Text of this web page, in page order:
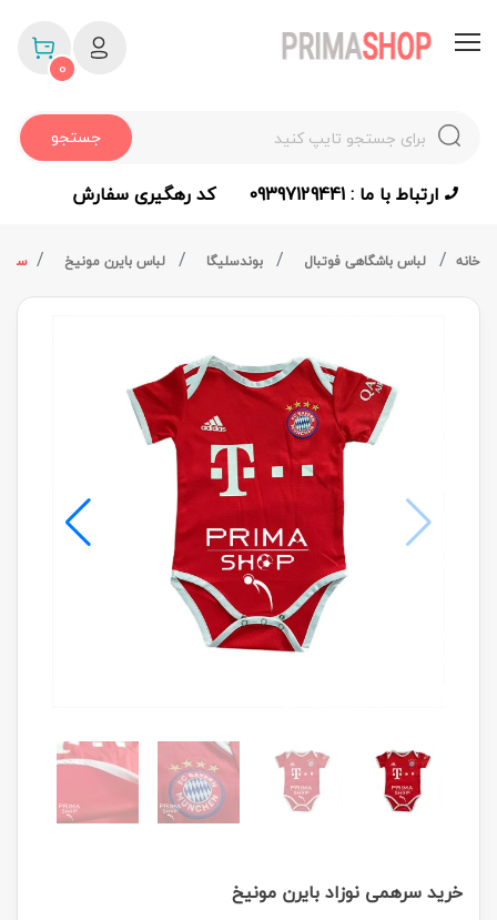
جستجو
0
ارتباط با ما : 09397129441 کد رهگیری سفارش
خانه لباس باشگاهی فوتبال بوندسلیگا لباس بایرن مونیخ
خرید سرهمی نوزاد بایرن مونیخ